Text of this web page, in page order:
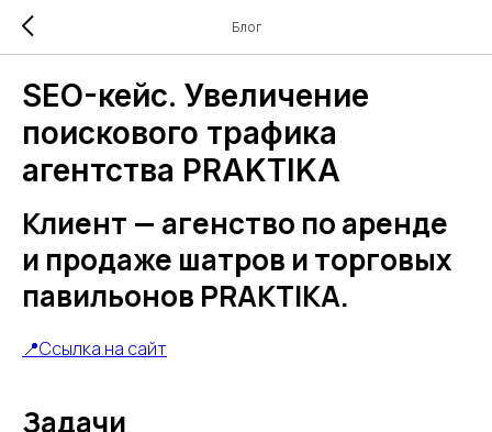
Блог
SEO-кейс. Увеличение
поискового трафика
агентства PRAKTIKA
Клиент — агенство по аренде
и продаже шатров и торговых
павильонов PRAKTIKA.
📍Ссылка на сайт
Задачи